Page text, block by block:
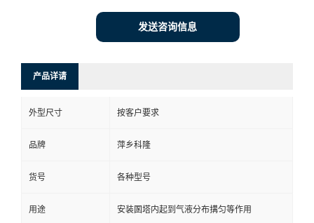
方
线
留
发送咨询信息
产品详请
外型尺寸 按客户要求
品牌 萍乡科隆
货号 各种型号
用途 安装圂塔内起到气液分布搆匀等作用